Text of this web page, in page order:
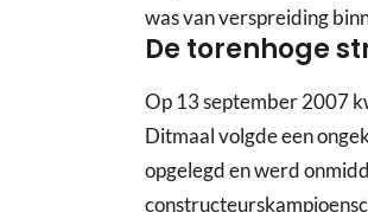
was van verspreiding
De torenhoge
Op 13 september 2007
Ditmaal volgde een
opgelegd en werd